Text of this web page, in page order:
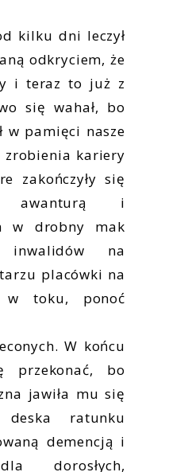
kilku dni leczył
odkryciem, że
i teraz to już z
się wahał, bo
w pamięci nasze
zrobienia kariery
zakończyły się
awanturą i
w drobny mak
na
placówki na
w toku, ponoć
W końcu
przekonać, bo
jawiła mu się
ratunku
demencją i
dorosłych,